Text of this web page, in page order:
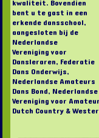
bent u te gast in een
erkende dansschool,
aangesloten bij de
Nederlandse
Vereniging voor
Dansleraren, Federatie
Dans Onderwijs,
Nederlandse Amateurs
Dans Bond,
Vereniging voor
Dutch Country &